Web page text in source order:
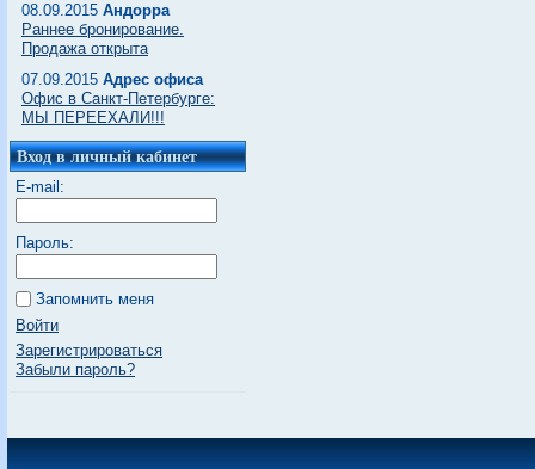
08.09.2015 Андорра
Раннее бронирование.
Продажа открыта
07.09.2015 Адрес офиса
Офис в Санкт-Петербурге:
МЫ ПЕРЕЕХАЛИ!!!
Вход в личный кабинет
E-mail:
Пароль:
Запомнить меня
Войти
Зарегистрироваться
Забыли пароль?